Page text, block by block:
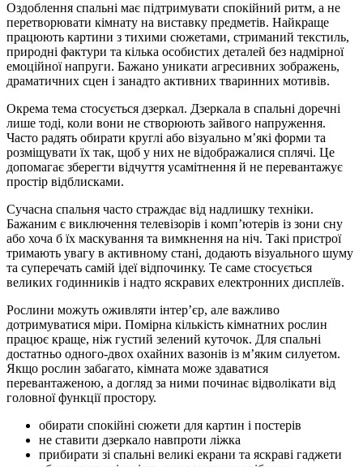
Оздоблення спальні має підтримувати спокійний ритм, а не
перетворювати кімнату на виставку предметів. Найкраще
працюють картини з тихими сюжетами, стриманий текстиль,
природні фактури та кілька особистих деталей без надмірної
емоційної напруги. Бажано уникати агресивних зображень,
драматичних сцен і занадто активних тваринних мотивів.
Окрема тема стосується дзеркал. Дзеркала в спальні доречні
лише тоді, коли вони не створюють зайвого напруження.
Часто радять обирати круглі або візуально м’які форми та
розміщувати їх так, щоб у них не відображалися сплячі. Це
допомагає зберегти відчуття усамітнення й не перевантажує
простір відблисками.
Сучасна спальня часто страждає від надлишку техніки.
Бажаним є виключення телевізорів і комп’ютерів із зони сну
або хоча б їх маскування та вимкнення на ніч. Такі пристрої
тримають увагу в активному стані, додають візуального шуму
та суперечать самій ідеї відпочинку. Те саме стосується
великих годинників і надто яскравих електронних дисплеїв.
Рослини можуть оживляти інтер’єр, але важливо
дотримуватися міри. Помірна кількість кімнатних рослин
працює краще, ніж густий зелений куточок. Для спальні
достатньо одного-двох охайних вазонів із м’яким силуетом.
Якщо рослин забагато, кімната може здаватися
перевантаженою, а догляд за ними починає відволікати від
головної функції простору.
обирати спокійні сюжети для картин і постерів
не ставити дзеркало навпроти ліжка
прибирати зі спальні великі екрани та яскраві гаджети